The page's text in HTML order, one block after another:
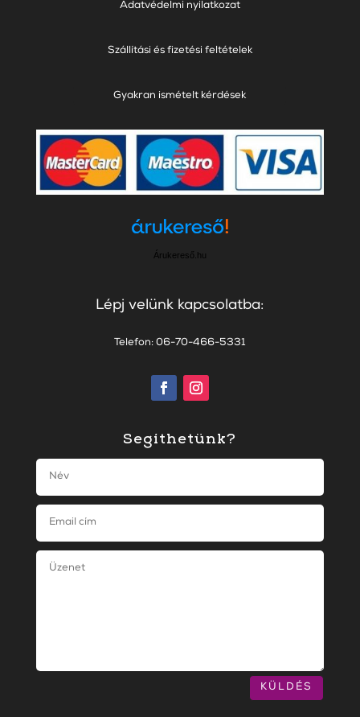
Adatvédelmi nyilatkozat
Szállítási és fizetési feltételek
Gyakran ismételt kérdések
Árukereső.hu
Lépj velünk kapcsolatba:
Telefon: 06-70-466-5331
Segíthetünk?
KÜLDÉS